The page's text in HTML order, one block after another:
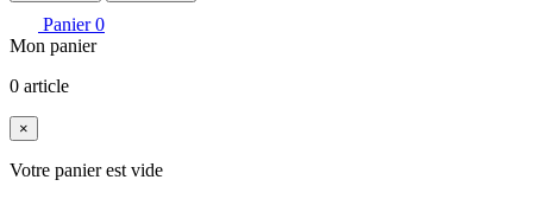
Panier 0
Mon panier
0 article
×
Votre panier est vide